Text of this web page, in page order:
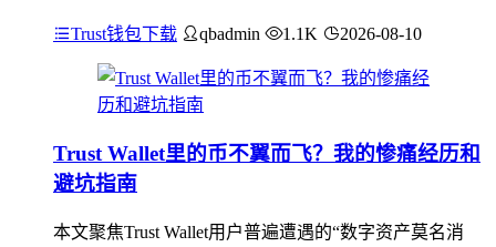
Trust钱包下载 qbadmin 1.1K 2026-08-10
Trust Wallet里的币不翼而飞？我的惨痛经历和
避坑指南
本文聚焦Trust Wallet用户普遍遭遇的“数字资产莫名消